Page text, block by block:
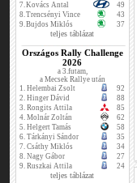
7.Kovács Antal
49
8.Trencsényi Vince
43
9.Bujdos Miklós 37
teljes táblázat
Országos Rally Challenge
2026
a 3.futam,
a Mecsek Rallye után
1. Helembai Zsolt
92
2. Hinger Dávid
88
3. Rongits Attila
85
4. Molnár Zoltán
62
5. Helgert Tamás
58
6. Tárkányi Sándor
35
7. Csáthy Miklós
34
8. Nagy Gábor
27
9. Ruszkai Attila 24
teljes táblázat